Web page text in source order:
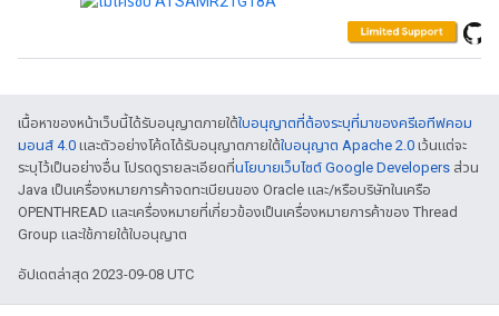
เนื้อหาของหน้าเว็บนี้ได้รับอนุญาตภายใต้ใบอนุญาตที่ต้องระบุที่มาของครีเอทีฟคอม
มอนส์ 4.0 และตัวอย่างโค้ดได้รับอนุญาตภายใต้ใบอนุญาต Apache 2.0 เว้นแต่จะ
ระบุไว้เป็นอย่างอื่น โปรดดูรายละเอียดที่นโยบายเว็บไซต์ Google Developers ส่วน
Java เป็นเครื่องหมายการค้าจดทะเบียนของ Oracle และ/หรือบริษัทในเครือ
OPENTHREAD และเครื่องหมายที่เกี่ยวข้องเป็นเครื่องหมายการค้าของ Thread
Group และใช้ภายใต้ใบอนุญาต
อัปเดตล่าสุด 2023-09-08 UTC